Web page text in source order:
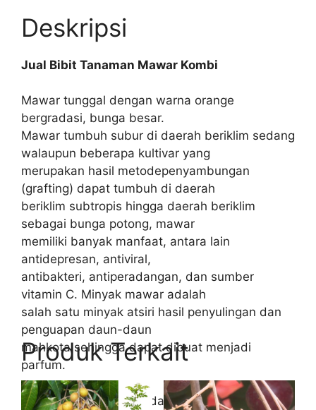
Deskripsi
Jual Bibit Tanaman Mawar Kombi
Mawar tunggal dengan warna orange
bergradasi, bunga besar.
Mawar tumbuh subur di daerah beriklim sedang
walaupun beberapa kultivar yang
merupakan hasil metodepenyambungan
(grafting) dapat tumbuh di daerah
beriklim subtropis hingga daerah beriklim
sebagai bunga potong, mawar
memiliki banyak manfaat, antara lain
antidepresan, antiviral,
antibakteri, antiperadangan, dan sumber
vitamin C. Minyak mawar adalah
salah satu minyak atsiri hasil penyulingan dan
penguapan daun-daun
mahkota sehingga dapat dibuat menjadi
parfum.
Bibit tanaman berasal dari: Okulasi
Produk Terkait